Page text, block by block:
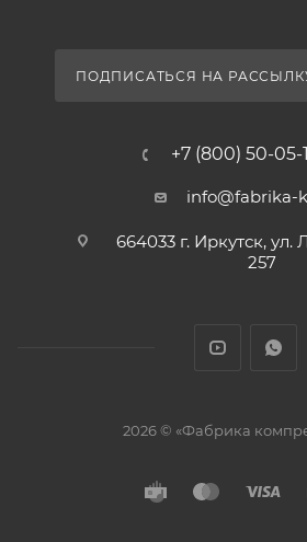
ПОДПИСАТЬСЯ НА
+7 (800) 50-05-
info@fabrika-
664033 г. Иркутск, ул.
257
2026 © «Фабрика